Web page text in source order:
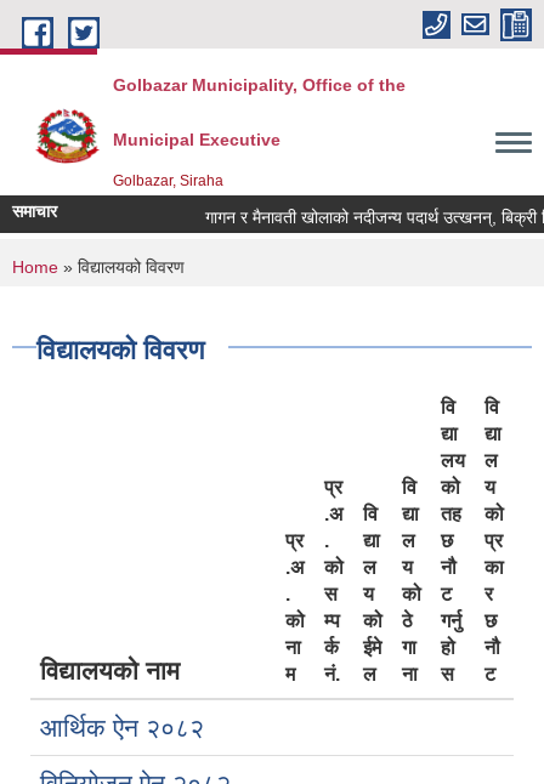
Skip to main content
Golbazar Municipality, Office of the
Municipal Executive
Golbazar, Siraha
समाचार गागन र मैनावती खोलाको नदीजन्य पदार्थ उत्खनन्, बिक्री
You are here
Home » विद्यालयको विवरण
विद्यालयको विवरण
विद्यालयको नाम
प्र
.अ
.
को
ना
म
प्र
.अ
.
को
स
म्प
र्क
नं.
वि
द्या
ल
य
को
ईमे
ल
वि
द्या
ल
य
को
ठे
गा
ना
वि
द्या
लय
को
तह
छ
नौ
ट
गर्नु
हो
स
वि
द्या
ल
य
को
प्र
का
र
छ
नौ
ट
आर्थिक ऐन २०८२